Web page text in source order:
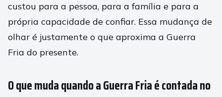
custou para a pessoa, para a família e para a
própria capacidade de confiar. Essa mudança de
olhar é justamente o que aproxima a Guerra
Fria do presente.
O que muda quando a Guerra Fria é contada no